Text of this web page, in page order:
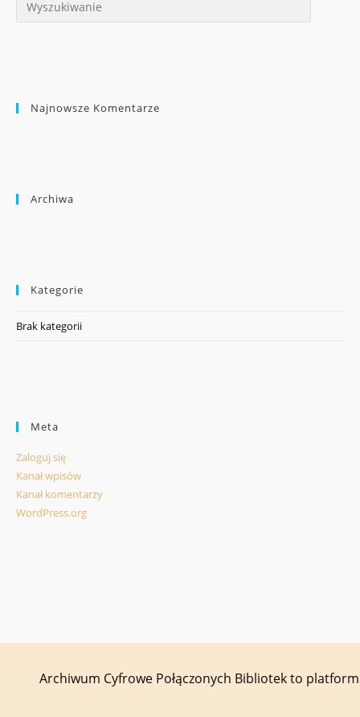
Najnowsze Komentarze
Archiwa
Kategorie
Brak kategorii
Meta
Zaloguj się
Kanał wpisów
Kanał komentarzy
WordPress.org
Archiwum Cyfrowe Połączonych Bibliotek to